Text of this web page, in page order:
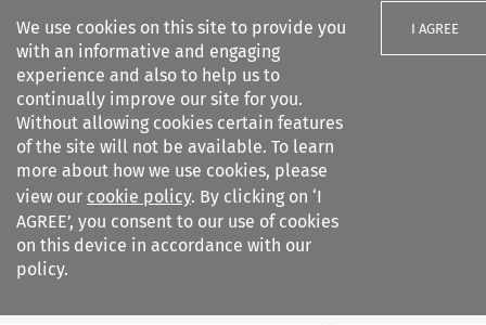
We use cookies on this site to provide you
with an informative and engaging
experience and also to help us to
continually improve our site for you.
Without allowing cookies certain features
of the site will not be available. To learn
more about how we use cookies, please
view our cookie policy. By clicking on ‘I
AGREE’, you consent to our use of cookies
on this device in accordance with our
policy.
I AGREE
Search filters
ASA Bulletin